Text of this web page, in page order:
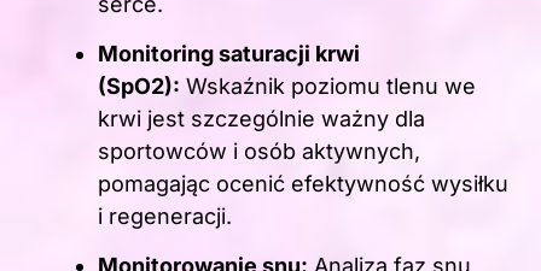
Monitoring saturacji krwi
(SpO2): Wskaźnik poziomu tlenu we
krwi jest szczególnie ważny dla
sportowców i osób aktywnych,
pomagając ocenić efektywność wysiłku
i regeneracji.